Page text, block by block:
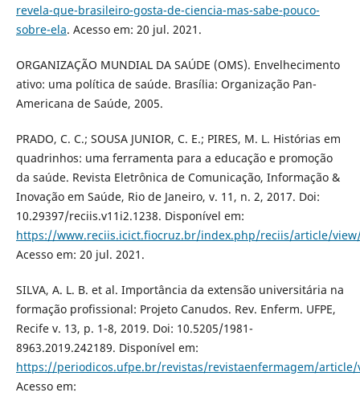
revela-que-brasileiro-gosta-de-ciencia-mas-sabe-pouco-
sobre-ela. Acesso em: 20 jul. 2021.
ORGANIZAÇÃO MUNDIAL DA SAÚDE (OMS). Envelhecimento
ativo: uma política de saúde. Brasília: Organização Pan-
Americana de Saúde, 2005.
PRADO, C. C.; SOUSA JUNIOR, C. E.; PIRES, M. L. Histórias em
quadrinhos: uma ferramenta para a educação e promoção
da saúde. Revista Eletrônica de Comunicação, Informação &
Inovação em Saúde, Rio de Janeiro, v. 11, n. 2, 2017. Doi:
10.29397/reciis.v11i2.1238. Disponível em:
https://www.reciis.icict.fiocruz.br/index.php/reciis/article/
Acesso em: 20 jul. 2021.
SILVA, A. L. B. et al. Importância da extensão universitária na
formação profissional: Projeto Canudos. Rev. Enferm. UFPE,
Recife v. 13, p. 1-8, 2019. Doi: 10.5205/1981-
8963.2019.242189. Disponível em:
https://periodicos.ufpe.br/revistas/revistaenfermagem/article/
Acesso em: